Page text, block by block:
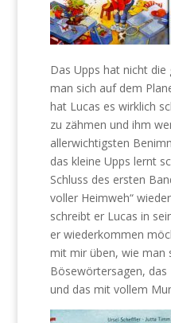
Das Upps hat nicht
man sich auf dem
hat Lucas es wirklich
zu zähmen und ihm
allerwichtigsten
das kleine Upps lernt
Schluss des ersten
voller Heimweh“
schreibt er Lucas in
er wiederkommen
mit mir üben, wie man
Bösewörtersagen, das
und das mit vollem